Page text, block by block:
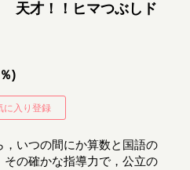
天才！！ヒマつぶしド
)
に入り登録
いつの間にか算数と国語の
の確かな指導力で，公立の